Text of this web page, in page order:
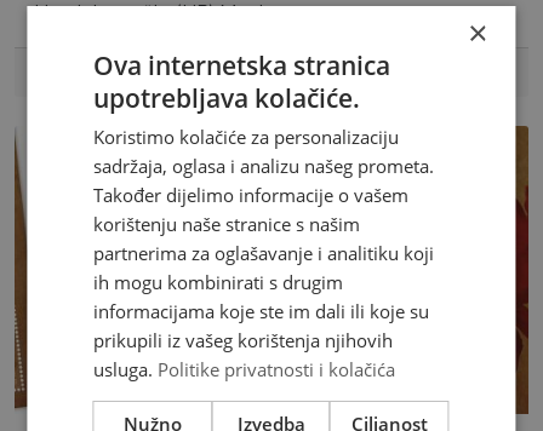
Hrvatska pošta (HP) Mostar
×
Ova internetska stranica
upotrebljava kolačiće.
Koristimo kolačiće za personalizaciju
sadržaja, oglasa i analizu našeg prometa.
Također dijelimo informacije o vašem
korištenju naše stranice s našim
partnerima za oglašavanje i analitiku koji
ih mogu kombinirati s drugim
informacijama koje ste im dali ili koje su
prikupili iz vašeg korištenja njihovih
usluga. Politike privatnosti i kolačića
Nužno Izvedba Ciljanost